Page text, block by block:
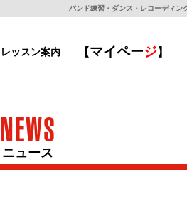
バンド練習・ダンス・レコーディ
レッスン案内 【マイページ】
NEWS
ニュース